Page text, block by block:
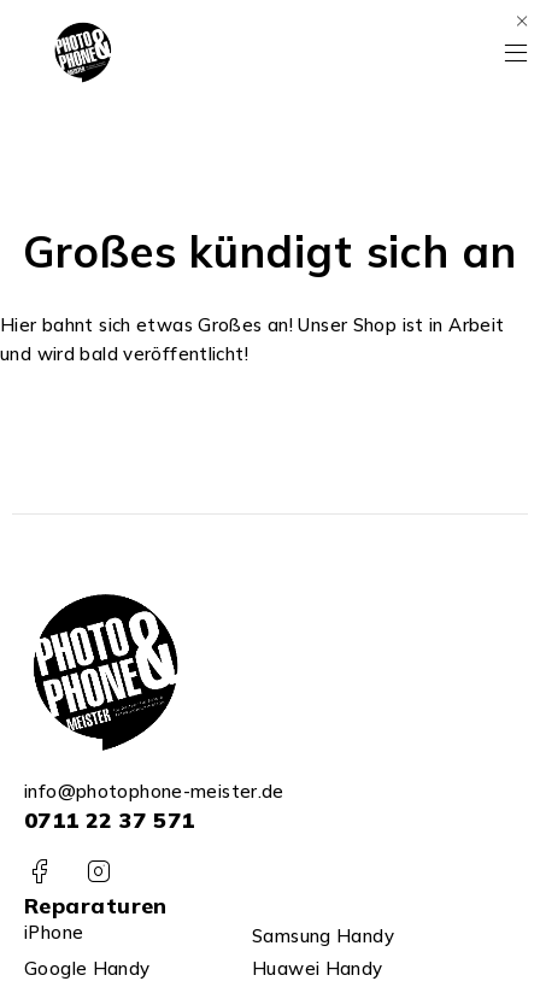
Großes kündigt sich an
Hier bahnt sich etwas Großes an! Unser Shop ist in Arbeit
und wird bald veröffentlicht!
info@photophone-meister.de
0711 22 37 571
Reparaturen
iPhone
Samsung Handy
Google Handy
Huawei Handy